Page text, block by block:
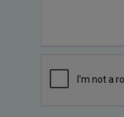
Ondernemer en